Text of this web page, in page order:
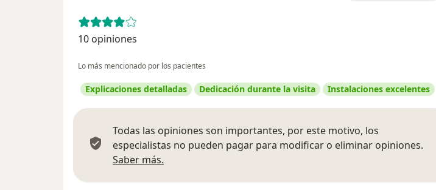
10 opiniones
Lo más mencionado por los pacientes
Explicaciones detalladas Dedicación durante la visita Instalaciones excelentes
Todas las opiniones son importantes, por este motivo, los
especialistas no pueden pagar para modificar o eliminar opiniones.
Saber más.